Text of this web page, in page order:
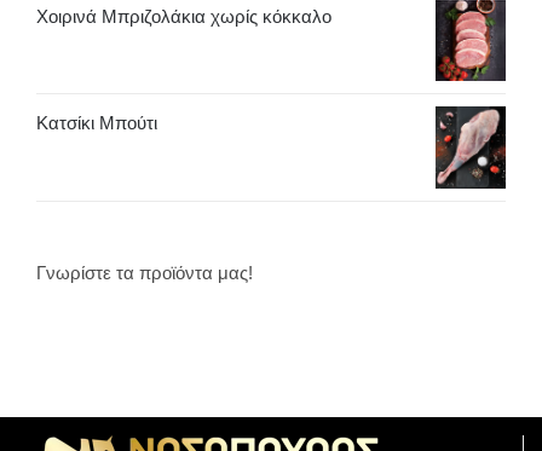
Χοιρινά Μπριζολάκια χωρίς κόκκαλο
Κατσίκι Μπούτι
Γνωρίστε τα προϊόντα μας!